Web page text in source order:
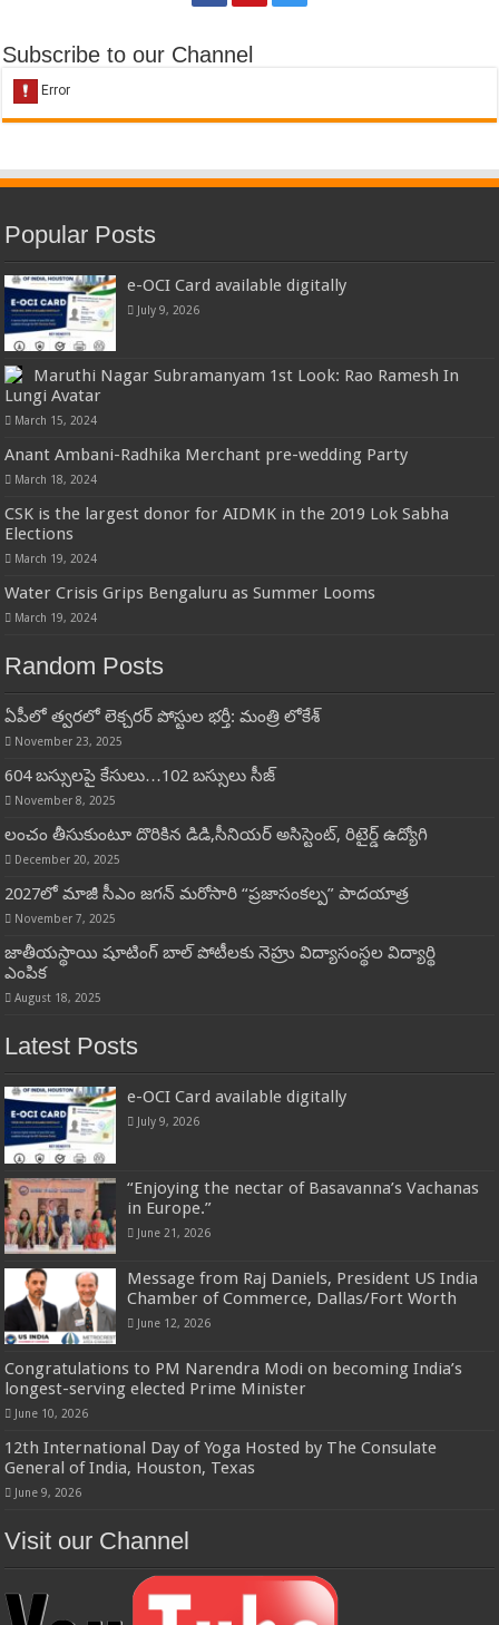
Subscribe to our Channel
Popular Posts
e-OCI Card available digitally
July 9, 2026
Maruthi Nagar Subramanyam 1st Look: Rao Ramesh In
Lungi Avatar
March 15, 2024
Anant Ambani-Radhika Merchant pre-wedding Party
March 18, 2024
CSK is the largest donor for AIDMK in the 2019 Lok Sabha
Elections
March 19, 2024
Water Crisis Grips Bengaluru as Summer Looms
March 19, 2024
Random Posts
ఏపీలో త్వరలో లెక్చరర్ పోస్టుల భర్తీ: మంత్రి లోకేశ్
November 23, 2025
604 బస్సులపై కేసులు…102 బస్సులు సీజ్
November 8, 2025
లంచం తీసుకుంటూ దొరికిన డిడి,సీనియర్ అసిస్టెంట్, రిటైర్డ్ ఉద్యోగి
December 20, 2025
2027లో మాజీ సీఎం జగన్ మరోసారి “ప్రజాసంకల్ప” పాదయాత్ర
November 7, 2025
జాతీయస్థాయి షూటింగ్ బాల్ పోటీలకు నెహ్రు విద్యాసంస్థల విద్యార్థి
ఎంపిక
August 18, 2025
Latest Posts
e-OCI Card available digitally
July 9, 2026
“Enjoying the nectar of Basavanna’s Vachanas
in Europe.”
June 21, 2026
Message from Raj Daniels, President US India
Chamber of Commerce, Dallas/Fort Worth
June 12, 2026
Congratulations to PM Narendra Modi on becoming India’s
longest-serving elected Prime Minister
June 10, 2026
12th International Day of Yoga Hosted by The Consulate
General of India, Houston, Texas
June 9, 2026
Visit our Channel